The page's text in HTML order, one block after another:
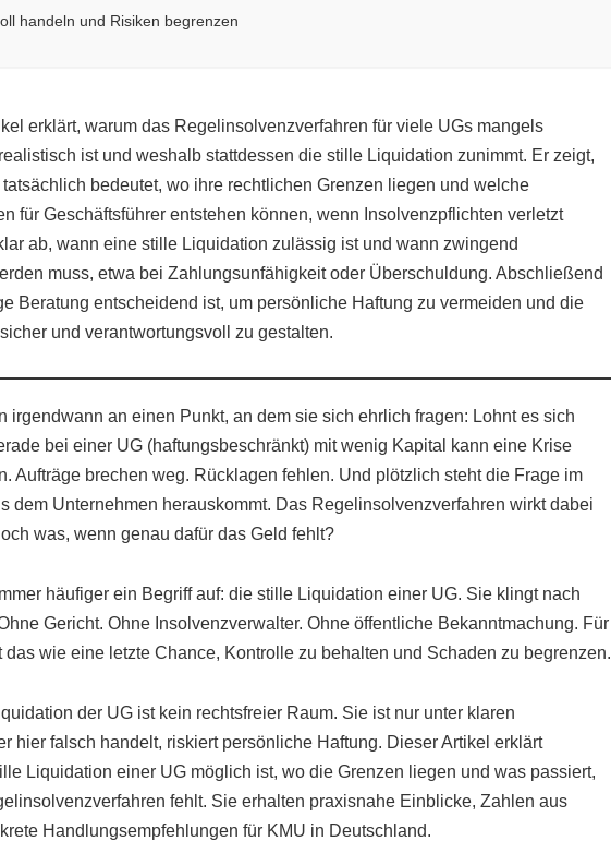
handeln und Risiken begrenzen
erklärt, warum das Regelinsolvenzverfahren für viele UGs mangels
ist und weshalb stattdessen die stille Liquidation zunimmt. Er zeigt,
bedeutet, wo ihre rechtlichen Grenzen liegen und welche
für Geschäftsführer entstehen können, wenn Insolvenzpflichten verletzt
ab, wann eine stille Liquidation zulässig ist und wann zwingend
muss, etwa bei Zahlungsunfähigkeit oder Überschuldung. Abschließend
Beratung entscheidend ist, um persönliche Haftung zu vermeiden und die
und verantwortungsvoll zu gestalten.
irgendwann an einen Punkt, an dem sie sich ehrlich fragen: Lohnt es sich
bei einer UG (haftungsbeschränkt) mit wenig Kapital kann eine Krise
Aufträge brechen weg. Rücklagen fehlen. Und plötzlich steht die Frage im
dem Unternehmen herauskommt. Das Regelinsolvenzverfahren wirkt dabei
was, wenn genau dafür das Geld fehlt?
häufiger ein Begriff auf: die stille Liquidation einer UG. Sie klingt nach
Gericht. Ohne Insolvenzverwalter. Ohne öffentliche Bekanntmachung. Für
wie eine letzte Chance, Kontrolle zu behalten und Schaden zu begrenzen.
der UG ist kein rechtsfreier Raum. Sie ist nur unter klaren
hier falsch handelt, riskiert persönliche Haftung. Dieser Artikel erklärt
Liquidation einer UG möglich ist, wo die Grenzen liegen und was passiert,
fehlt. Sie erhalten praxisnahe Einblicke, Zahlen aus
Handlungsempfehlungen für KMU in Deutschland.